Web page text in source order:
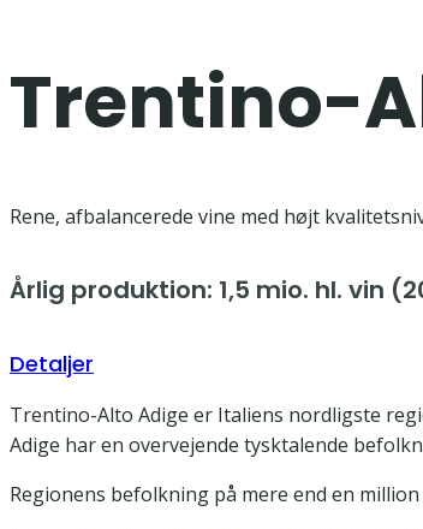
Trentino-
Rene, afbalancerede vine med højt
Årlig produktion: 1,5 mio. hl. vin
Detaljer
Trentino-Alto Adige er Italiens nordligste
Adige har en overvejende tysktalende
Regionens befolkning på mere end en